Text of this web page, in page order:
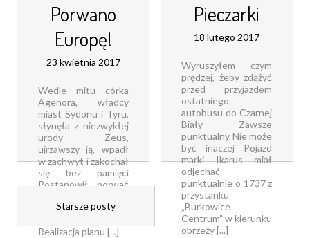
Porwano
Europę!
23 kwietnia 2017
Wedle mitu córka
Agenora, władcy
miast Sydonu i Tyru,
słynęła z niezwykłej
urody Zeus,
ujrzawszy ją, wpadł
w zachwyt i zakochał
się bez pamięci
Postanowił porwać
przybierając postać
Realizacja planu [...]
Pieczarki
18 lutego 2017
Wyruszyłem czym
prędzej, żeby zdążyć
przed przyjazdem
ostatniego
autobusu do Czarnej
Biały Zawsze
punktualny Nie może
być inaczej Pojazd
marki Ikarus miał
odjechać
punktualnie o 1737 z
przystanku
„Burkowice
Centrum” w kierunku
obrzeży [...]
Starsze posty